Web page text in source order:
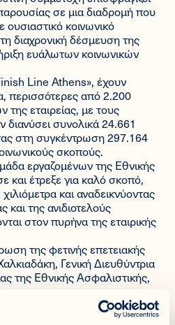
σε μια διαδρομή που
κοινωνικό
διαχρονική δέσμευση της
ευάλωτων κοινωνικών
Line Athens», έχουν
περισσότερες από 2.200
της εταιρείας, με τους
συνολικά 24.661
στη συγκέντρωση 297.164
σκοπούς.
εργαζομένων της Εθνικής
και έτρεξε για καλό σκοπό,
και αναδεικνύοντας
και της ανιδιοτελούς
στον πυρήνα της εταιρικής
της φετινής επετειακής
Γενική Διευθύντρια
της Εθνικής Ασφαλιστικής,